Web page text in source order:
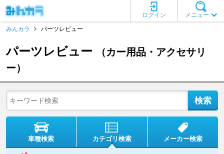
メニュー
ログイン
みんカラ
パーツレビュー
パーツレビュー
（カー用品・アクセサリ
ー）
車種検索 カテゴリ検索 メーカー検索